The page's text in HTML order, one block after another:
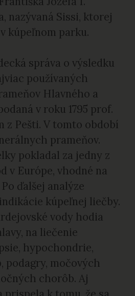
nazývaná Sissi, ktorej
kúpeľnom parku.
správa o výsledku
používaných
Hlavného a
v roku 1795 prof.
z Pešti. V tomto období
prameňov.
pokladal za jedny z
v Európe, vhodné na
ďalšej analýze
kúpeľnej liečby.
vody hodia
na liečenie
hypochondrie,
podagry, močových
chorôb. Aj